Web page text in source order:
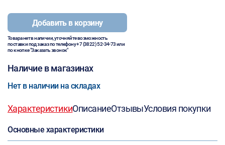
Добавить в корзину
Товара нет в наличии, уточняйте возможность
поставки под заказ по телефону+7 (3822) 52-34-73или
по кнопке "Заказать звонок"
Наличие в магазинах
Нет в наличии на складах
ХарактеристикиОписаниеОтзывыУсловия покупки
Основные характеристики